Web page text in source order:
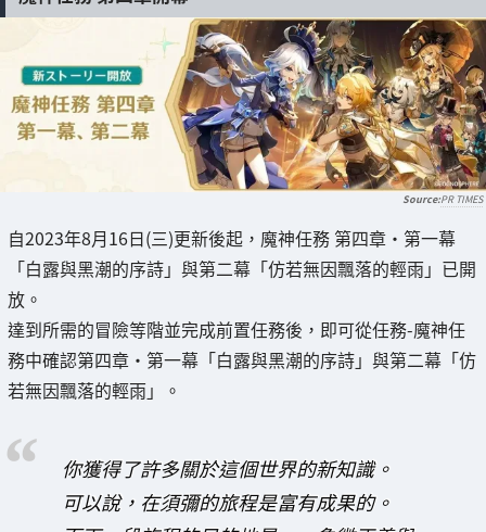
PR TIMES
自2023年8月16日(三)更新後起，魔神任務 第四章・第一幕
「白露與黑潮的序詩」與第二幕「仿若無因飄落的輕雨」已開
放。
達到所需的冒險等階並完成前置任務後，即可從任務-魔神任
務中確認第四章・第一幕「白露與黑潮的序詩」與第二幕「仿
若無因飄落的輕雨」。
你獲得了許多關於這個世界的新知識。
可以說，在須彌的旅程是富有成果的。